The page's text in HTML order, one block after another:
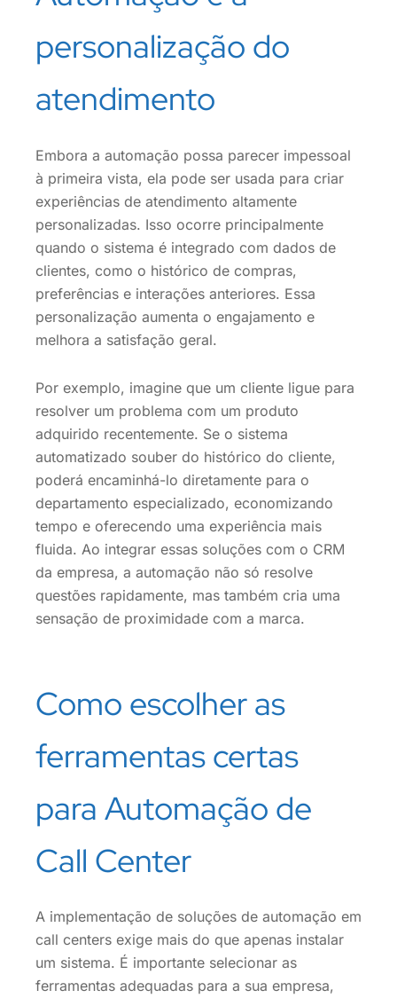
personalização do
atendimento
Embora a automação possa parecer impessoal
à primeira vista, ela pode ser usada para criar
experiências de atendimento altamente
personalizadas. Isso ocorre principalmente
quando o sistema é integrado com dados de
clientes, como o histórico de compras,
preferências e interações anteriores. Essa
personalização aumenta o engajamento e
melhora a satisfação geral.
Por exemplo, imagine que um cliente ligue para
resolver um problema com um produto
adquirido recentemente. Se o sistema
automatizado souber do histórico do cliente,
poderá encaminhá-lo diretamente para o
departamento especializado, economizando
tempo e oferecendo uma experiência mais
fluida. Ao integrar essas soluções com o CRM
da empresa, a automação não só resolve
questões rapidamente, mas também cria uma
sensação de proximidade com a marca.
Como escolher as
ferramentas certas
para Automação de
Call Center
A implementação de soluções de automação em
call centers exige mais do que apenas instalar
um sistema. É importante selecionar as
ferramentas adequadas para a sua empresa,